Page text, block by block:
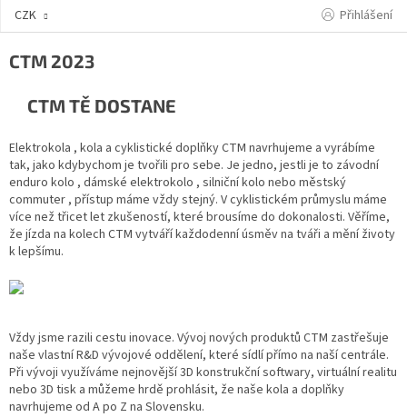
Přejít
CZK Přihlášení
CTM 2023
CTM TĚ DOSTANE
Elektrokola , kola a cyklistické doplňkyCTM navrhujeme a vyrábíme
tak, jako kdybychom je tvořili pro sebe. Je jedno, jestli je to závodní
enduro kolo , dámské elektrokolo , silniční kolo nebo městský
commuter, přístup máme vždy stejný. V cyklistickém průmyslu máme
více než třicet let zkušeností, které brousíme do dokonalosti. Věříme,
že jízda na kolech CTM vytváří každodenní úsměv na tváři a mění životy
k lepšímu.
Vždy jsme razili cestu inovace. Vývoj nových produktů CTM zastřešuje
naše vlastní R&D vývojové oddělení, které sídlí přímo na naší centrále.
Při vývoji využíváme nejnovější 3D konstrukční softwary, virtuální realitu
nebo 3D tisk a můžeme hrdě prohlásit, že naše kola a doplňky
navrhujeme od A po Z na Slovensku.